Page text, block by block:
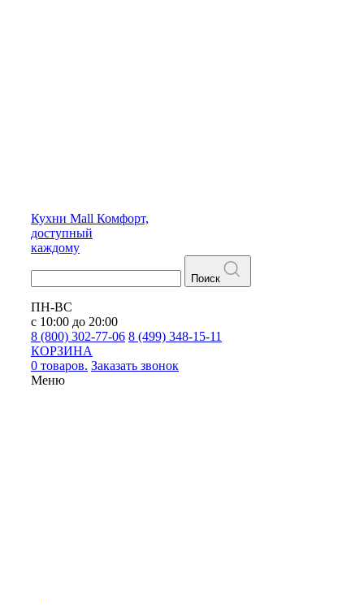
Кухни Mall Комфорт,
доступный
каждому
Поиск
ПН-ВС
с 10:00 до 20:00
8 (800) 302-77-06 8 (499) 348-15-11
КОРЗИНА
0 товаров. Заказать звонок
Меню